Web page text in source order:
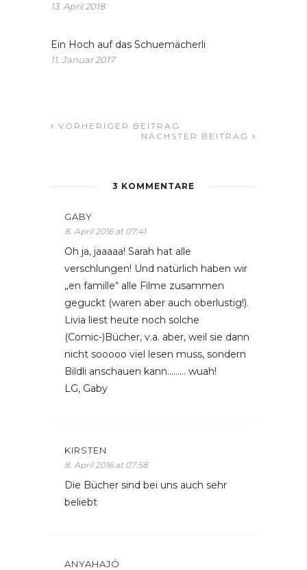
13. April 2018
Ein Hoch auf das Schuemächerli
11. Januar 2017
VORHERIGER BEITRAG
NÄCHSTER BEITRAG
3 KOMMENTARE
GABY
8. April 2016 at 07:41
Oh ja, jaaaaa! Sarah hat alle
verschlungen! Und natürlich haben wir
„en famille“ alle Filme zusammen
geguckt (waren aber auch oberlustig!).
Livia liest heute noch solche
(Comic-)Bücher, v.a. aber, weil sie dann
nicht sooooo viel lesen muss, sondern
Bildli anschauen kann……… wuah!
LG, Gaby
KIRSTEN
8. April 2016 at 07:58
Die Bücher sind bei uns auch sehr
beliebt
ANYAHAJÓ